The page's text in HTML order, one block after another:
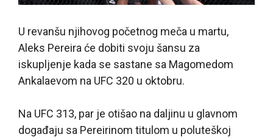
U revanšu njihovog početnog meča u martu,
Aleks Pereira će dobiti svoju šansu za
iskupljenje kada se sastane sa Magomedom
Ankalaevom na UFC 320 u oktobru.
Na UFC 313, par je otišao na daljinu u glavnom
događaju sa Pereirinom titulom u poluteškoj